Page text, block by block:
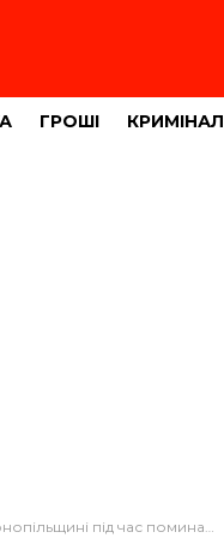
ГРОШІ КРИМІНАЛ
під час поминального обіду отруїлися 5 людей